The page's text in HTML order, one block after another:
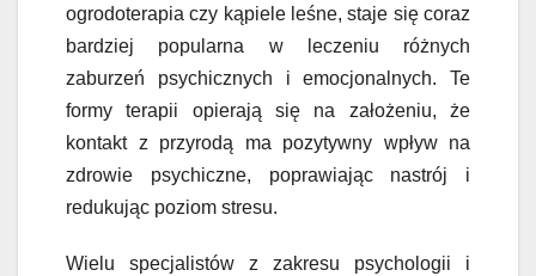
ogrodoterapia czy kąpiele leśne, staje się coraz
bardziej popularna w leczeniu różnych
zaburzeń psychicznych i emocjonalnych. Te
formy terapii opierają się na założeniu, że
kontakt z przyrodą ma pozytywny wpływ na
zdrowie psychiczne, poprawiając nastrój i
redukując poziom stresu.
Wielu specjalistów z zakresu psychologii i